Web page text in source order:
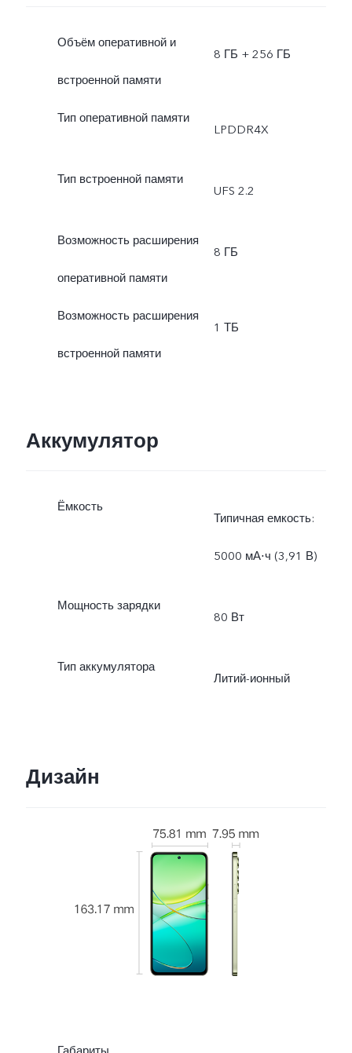
Объём оперативной и
встроенной памяти
8 ГБ + 256 ГБ
Тип оперативной памяти
LPDDR4X
Тип встроенной памяти
UFS 2.2
Возможность расширения
оперативной памяти
8 ГБ
Возможность расширения
встроенной памяти
1 ТБ
Аккумулятор
Ёмкость
Типичная емкость:
5000 мА⋅ч (3,91 В)
Мощность зарядки
80 Вт
Тип аккумулятора
Литий-ионный
Дизайн